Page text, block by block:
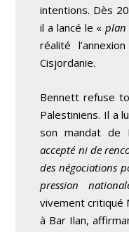
intentions. Dès
il a lancé le « plan
réalité
Cisjordanie.
Bennett refuse
Palestiniens. Il a
son mandat de
accepté ni de
des négociations
pression
vivement critiqué
à Bar Ilan,